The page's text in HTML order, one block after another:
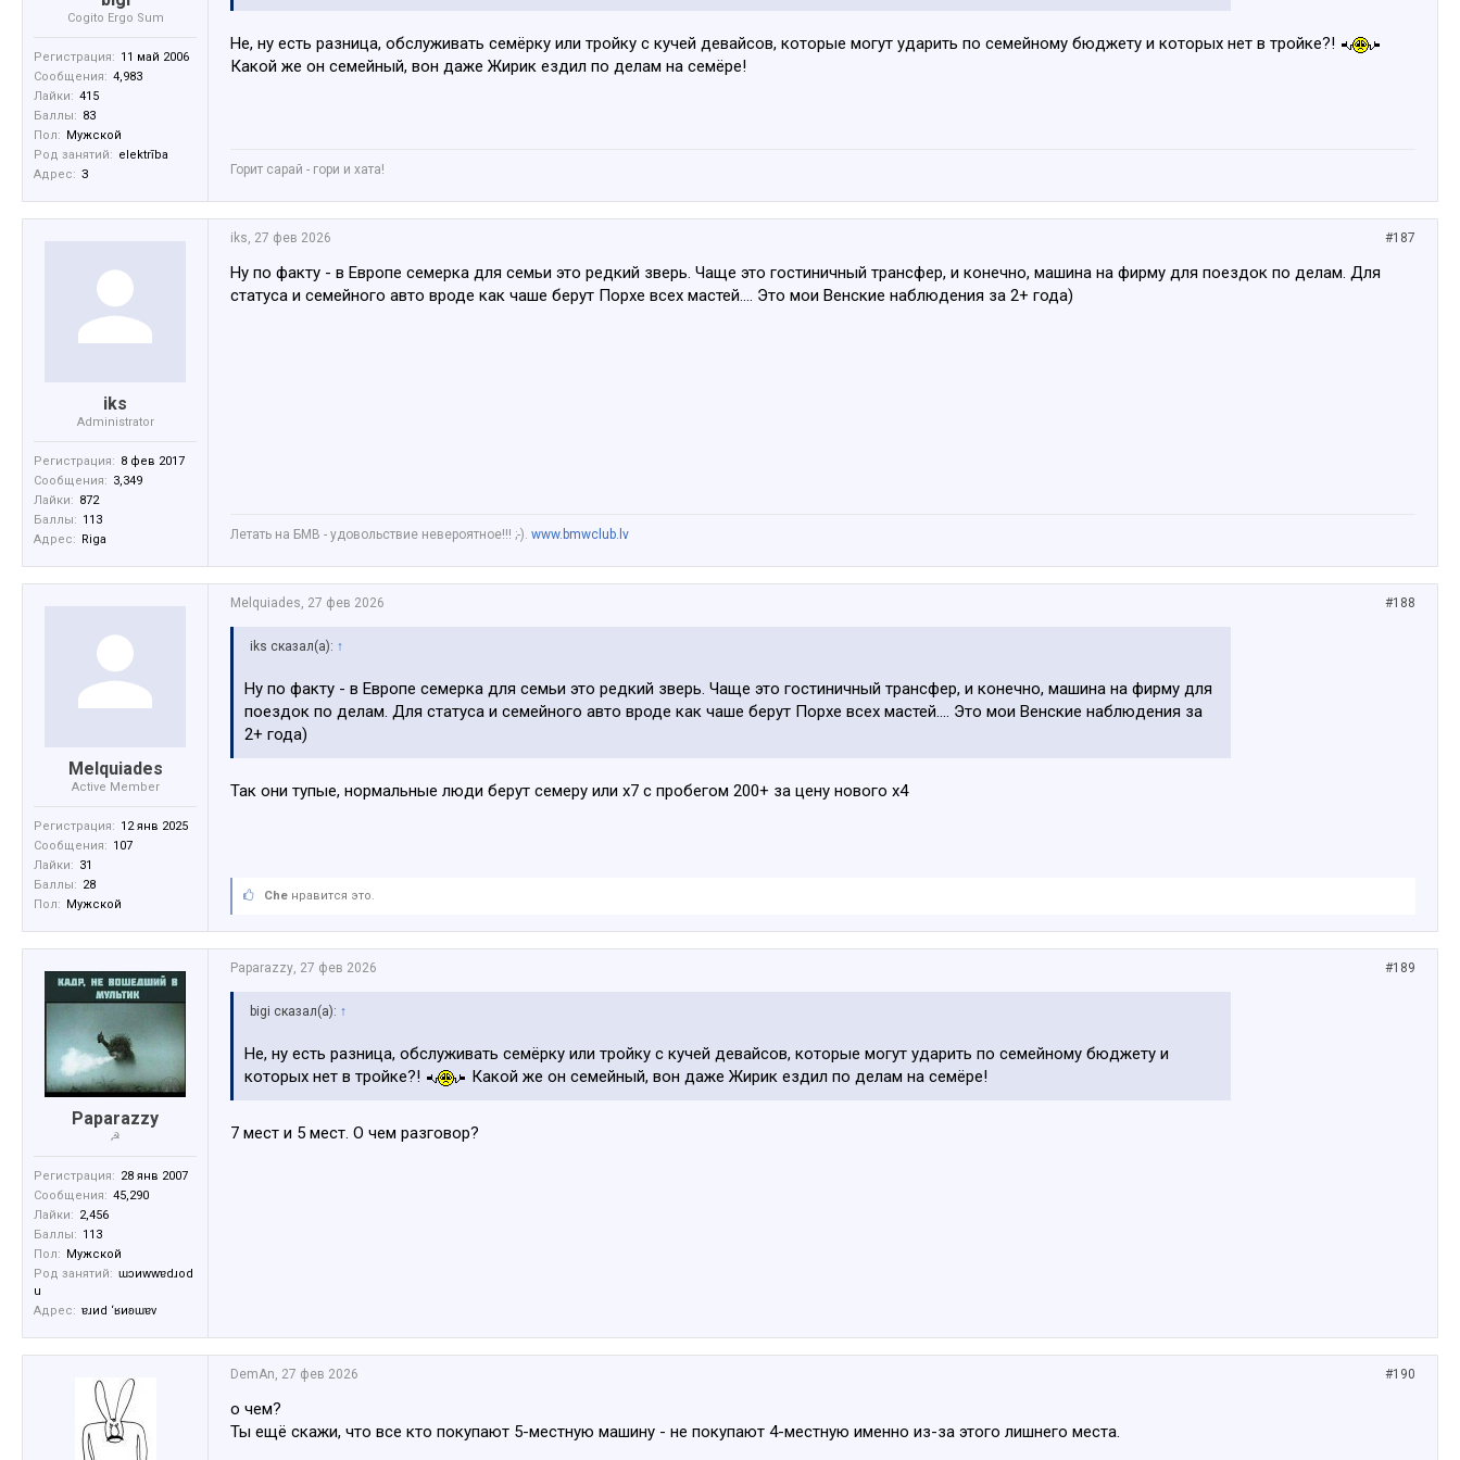
Cogito Ergo Sum
Регистрация: 11 май 2006
Сообщения: 4,983
Лайки: 415
Баллы: 83
Пол: Мужской
Род занятий: elektrība
Адрес: З
Не, ну есть разница, обслуживать семёрку или тройку с кучей девайсов, которые могут ударить по семейному бюджету и которых нет в тройке?!
Какой же он семейный, вон даже Жирик ездил по делам на семёре!
Горит сарай - гори и хата!
iks
Administrator
Регистрация: 8 фев 2017
Сообщения: 3,349
Лайки: 872
Баллы: 113
Адрес: Riga
#187
iks 27 фев 2026
Ну по факту - в Европе семерка для семьи это редкий зверь. Чаще это гостиничный трансфер, и конечно, машина на фирму для поездок по делам. Для
статуса и семейного авто вроде как чаше берут Порхе всех мастей.... Это мои Венские наблюдения за 2+ года)
Летать на БМВ - удовольствие невероятное!!! ;-). www.bmwclub.lv
Melquiades
Active Member
Регистрация: 12 янв 2025
Сообщения: 107
Лайки: 31
Баллы: 28
Пол: Мужской
#188
Melquiades 27 фев 2026
iks сказал(а): ↑
Ну по факту - в Европе семерка для семьи это редкий зверь. Чаще это гостиничный трансфер, и конечно, машина на фирму для
поездок по делам. Для статуса и семейного авто вроде как чаше берут Порхе всех мастей.... Это мои Венские наблюдения за
2+ года)
Так они тупые, нормальные люди берут семеру или х7 с пробегом 200+ за цену нового х4
Che нравится это.
Paparazzy
☭
Регистрация: 28 янв 2007
Сообщения: 45,290
Лайки: 2,456
Баллы: 113
Пол: Мужской
Род занятий: ɯɔиwwɐdɹоd
u
Адрес: ɐɹиd ‘ʁиʚɯɐv
#189
Paparazzy 27 фев 2026
bigi сказал(а): ↑
Не, ну есть разница, обслуживать семёрку или тройку с кучей девайсов, которые могут ударить по семейному бюджету и
которых нет в тройке?!
Какой же он семейный, вон даже Жирик ездил по делам на семёре!
7 мест и 5 мест. О чем разговор?
#190
DemAn, 27 фев 2026
о чем?
Ты ещё скажи, что все кто покупают 5-местную машину - не покупают 4-местную именно из-за этого лишнего места.